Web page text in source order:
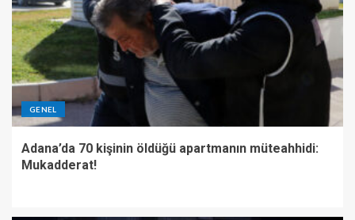
GENEL
Adana’da 70 kişinin öldüğü apartmanın müteahhidi:
Mukadderat!